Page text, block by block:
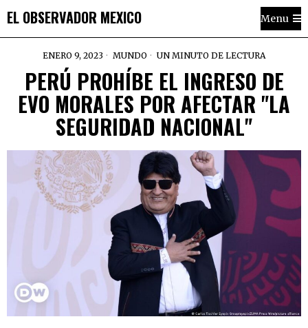
EL OBSERVADOR MEXICO Menu
ENERO 9, 2023 MUNDO UN MINUTO DE LECTURA
PERÚ PROHÍBE EL INGRESO DE
EVO MORALES POR AFECTAR "LA
SEGURIDAD NACIONAL"